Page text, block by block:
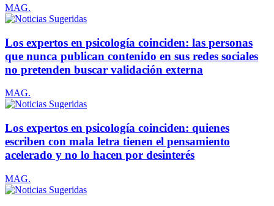
MAG.
Los expertos en psicología coinciden: las personas
que nunca publican contenido en sus redes sociales
no pretenden buscar validación externa
MAG.
Los expertos en psicología coinciden: quienes
escriben con mala letra tienen el pensamiento
acelerado y no lo hacen por desinterés
MAG.